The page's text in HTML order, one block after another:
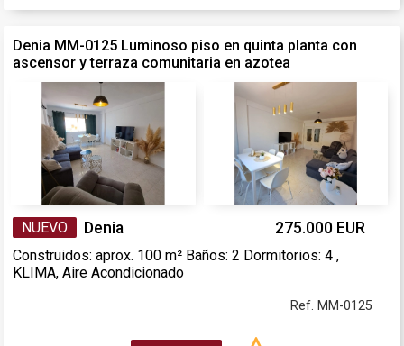
Denia MM-0125 Luminoso piso en quinta planta con
ascensor y terraza comunitaria en azotea
NUEVO Denia 275.000 EUR
Construidos: aprox. 100 m² Baños: 2 Dormitorios: 4 ,
KLIMA, Aire Acondicionado
Ref. MM-0125